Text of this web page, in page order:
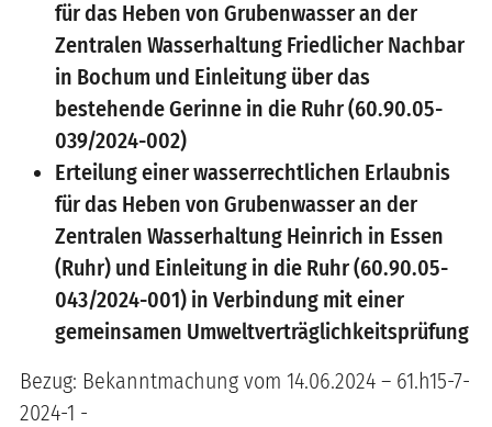
für das Heben von Grubenwasser an der
Zentralen Wasserhaltung Friedlicher Nachbar
in Bochum und Einleitung über das
bestehende Gerinne in die Ruhr (60.90.05-
039/2024-002)
Erteilung einer wasserrechtlichen Erlaubnis
für das Heben von Grubenwasser an der
Zentralen Wasserhaltung Heinrich in Essen
(Ruhr) und Einleitung in die Ruhr (60.90.05-
043/2024-001) in Verbindung mit einer
gemeinsamen Umweltverträglichkeitsprüfung
Bezug: Bekanntmachung vom 14.06.2024 – 61.h15-7-
2024-1 -